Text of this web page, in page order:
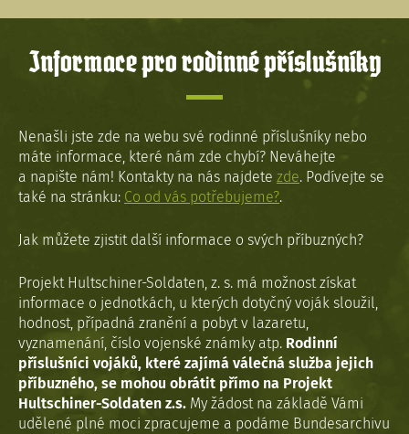
Informace pro rodinné příslušníky
Nenašli jste zde na webu své rodinné příslušníky nebo
máte informace, které nám zde chybí? Neváhejte
a napište nám! Kontakty na nás najdete zde. Podívejte se
také na stránku: Co od vás potřebujeme?.
Jak můžete zjistit další informace o svých příbuzných?
Projekt Hultschiner-Soldaten, z. s. má možnost získat
informace o jednotkách, u kterých dotyčný voják sloužil,
hodnost, případná zranění a pobyt v lazaretu,
vyznamenání, číslo vojenské známky atp. Rodinní
příslušníci vojáků, které zajímá válečná služba jejich
příbuzného, se mohou obrátit přímo na Projekt
Hultschiner-Soldaten z.s. My žádost na základě Vámi
udělené plné moci zpracujeme a podáme Bundesarchivu